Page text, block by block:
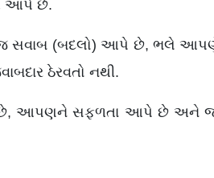
આપે છે.
સવાબ (બદલો) આપે છે, ભલે
ઠેરવતો નથી.
આપણને સફળતા આપે છે અને